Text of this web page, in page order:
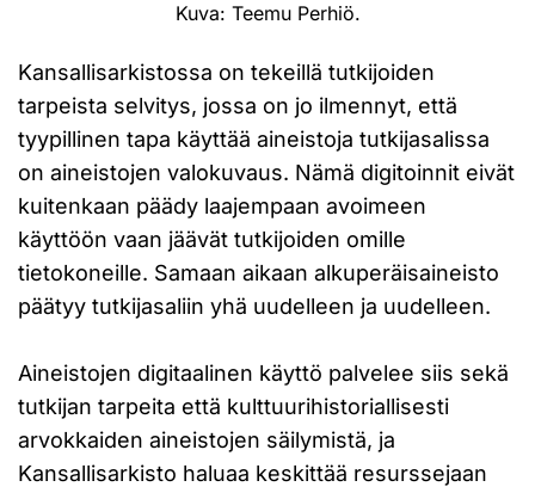
Kuva: Teemu Perhiö.
Kansallisarkistossa on tekeillä tutkijoiden
tarpeista selvitys, jossa on jo ilmennyt, että
tyypillinen tapa käyttää aineistoja tutkijasalissa
on aineistojen valokuvaus. Nämä digitoinnit eivät
kuitenkaan päädy laajempaan avoimeen
käyttöön vaan jäävät tutkijoiden omille
tietokoneille. Samaan aikaan alkuperäisaineisto
päätyy tutkijasaliin yhä uudelleen ja uudelleen.
Aineistojen digitaalinen käyttö palvelee siis sekä
tutkijan tarpeita että kulttuurihistoriallisesti
arvokkaiden aineistojen säilymistä, ja
Kansallisarkisto haluaa keskittää resurssejaan